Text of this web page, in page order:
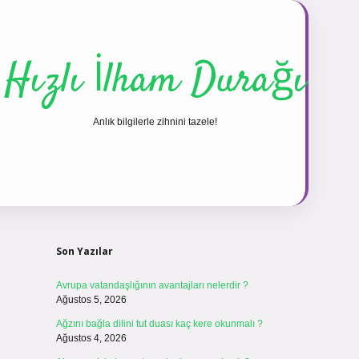
Hızlı İlham Durağı
Anlık bilgilerle zihnini tazele!
Son Yazılar
Avrupa vatandaşlığının avantajları nelerdir ?
Ağustos 5, 2026
Ağzını bağla dilini tut duası kaç kere okunmalı ?
Ağustos 4, 2026